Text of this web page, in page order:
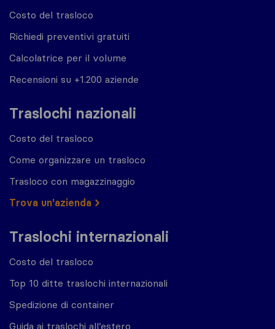
Costo del trasloco
Richiedi preventivi gratuiti
Calcolatrice per il volume
Recensioni su +1.200 aziende
Traslochi nazionali
Costo del trasloco
Come organizzare un trasloco
Trasloco con magazzinaggio
Trova un'azienda
Traslochi internazionali
Costo del trasloco
Top 10 ditte traslochi internazionali
Spedizione di container
Guida ai traslochi all’estero